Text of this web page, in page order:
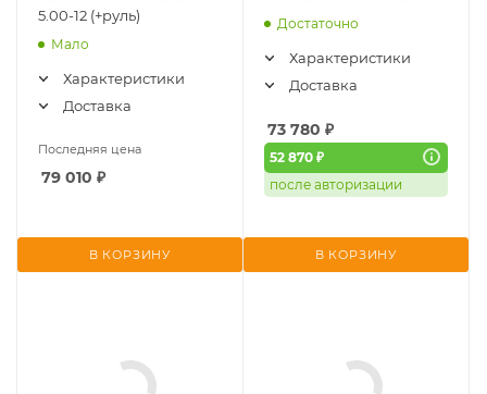
5.00-12 (+руль)
Мало
Характеристики
Доставка
Последняя цена
79 010 ₽
В КОРЗИНУ
Достаточно
Характеристики
Доставка
73 780 ₽
52 870 ₽
после авторизации
В КОРЗИНУ